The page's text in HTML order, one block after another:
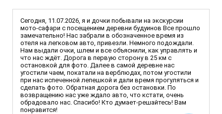
Сегодня, 11.07.2026, я и дочки побывали на экскурсии
мото-сафари с посещением деревни будуинов Все прошло
замечательно! Нас забрали в обозначенное время из
отеля на легковом авто, привезли. Немного подождали.
Нам выдали очки, шлем и все объяснили, как управлять и
что нас ждёт. Дорога в первую сторону в 25 км с
остановкой для фото. Далее в самой деревне нас
угостили чаем, покатали на верблюдах, потом угостили
при нас испеченной лепешкой и дали время прогуляться и
сделать фото. Обратная дорога без остановки. По
возвращению нас уже ждало авто, что кстати, очень
обрадовало нас. Спасибо! Кто думает-решайтесь! Вам
понравится!